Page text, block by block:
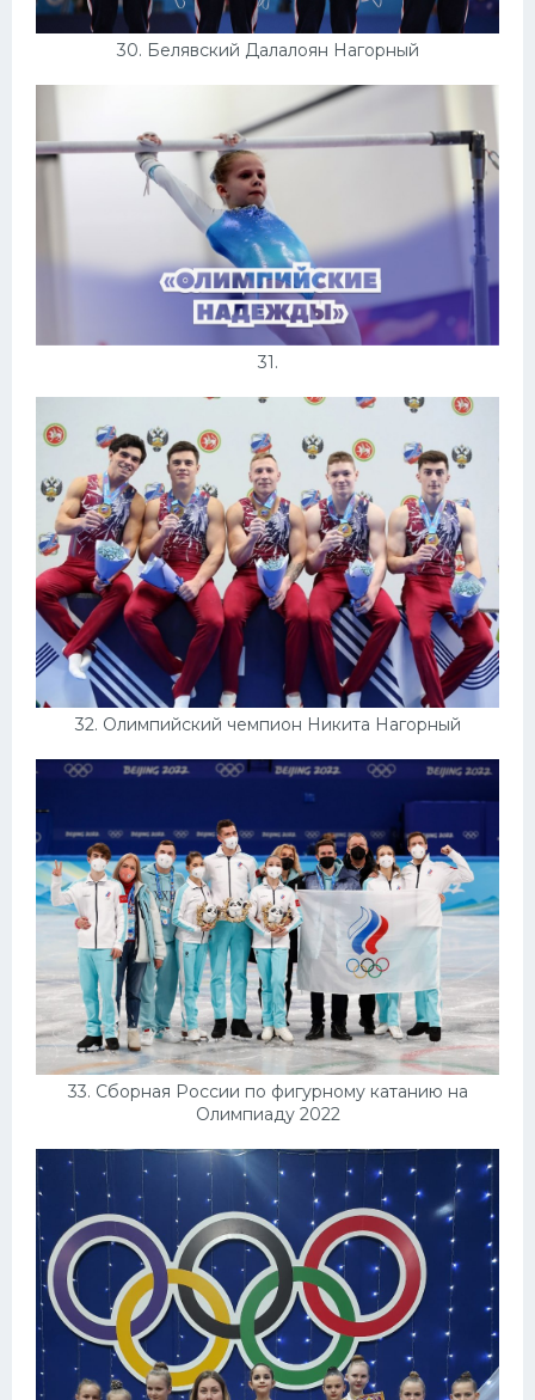
30. Белявский Далалоян Нагорный
31.
32. Олимпийский чемпион Никита Нагорный
33. Сборная России по фигурному катанию на
Олимпиаду 2022